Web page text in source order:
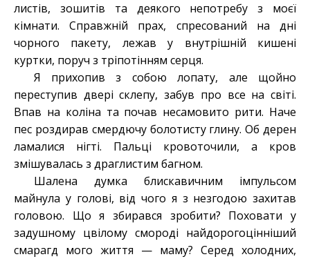
листів, зошитів та деякого непотребу з моєї
кімнати. Справжній прах, спресований на дні
чорного пакету, лежав у внутрішній кишені
куртки, поруч з тріпотінням серця.
Я прихопив з собою лопату, але щойно
переступив двері склепу, забув про все на світі.
Впав на коліна та почав несамовито рити. Наче
пес роздирав смердючу болотисту глину. Об дерен
ламалися нігті. Пальці кровоточили, а кров
змішувалась з драглистим багном.
Шалена думка блискавичним імпульсом
майнула у голові, від чого я з незгодою захитав
головою. Що я збирався зробити? Поховати у
задушному цвілому смороді найдорогоцінніший
смарагд мого життя — маму? Серед холодних,